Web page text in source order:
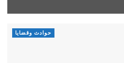
حوادث وقضايا